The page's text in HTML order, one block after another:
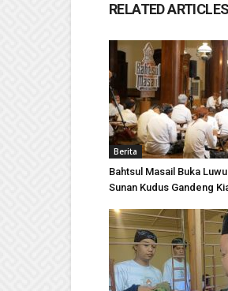
RELATED ARTICLES
Berita
Bahtsul Masail Buka
Sunan Kudus Gandeng